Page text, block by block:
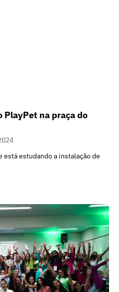
PlayPet na praça do
estudando a instalação de